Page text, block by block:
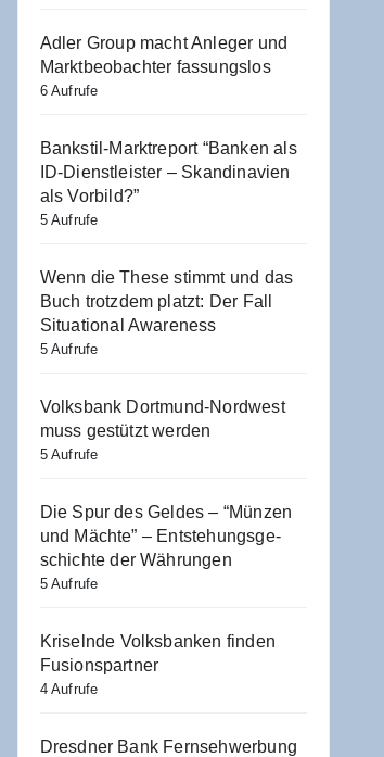
Adler Group macht Anle­ger und
Markt­be­ob­ach­ter fassungslos
6 Aufrufe
Bank­stil-Markt­re­port “Ban­ken als
ID-Dienst­leis­ter – Skan­di­na­vi­en
als Vorbild?”
5 Aufrufe
Wenn die The­se stimmt und das
Buch trotz­dem platzt: Der Fall
Situa­tio­nal Awareness
5 Aufrufe
Volks­bank Dort­mund-Nord­west
muss gestützt werden
5 Aufrufe
Die Spur des Gel­des – “Mün­zen
und Mäch­te” – Ent­ste­hungs­ge­
schich­te der Währungen
5 Aufrufe
Kri­seln­de Volks­ban­ken fin­den
Fusionspartner
4 Aufrufe
Dresd­ner Bank Fern­seh­wer­bung